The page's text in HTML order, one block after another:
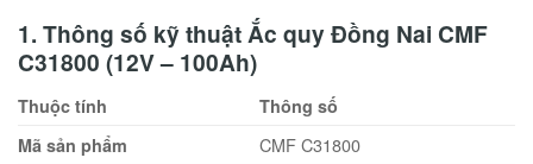
1. Thông số kỹ thuật Ắc quy Đồng Nai CMF
C31800 (12V – 100Ah)
Thuộc tính
Thông số
Mã sản phẩm
CMF C31800